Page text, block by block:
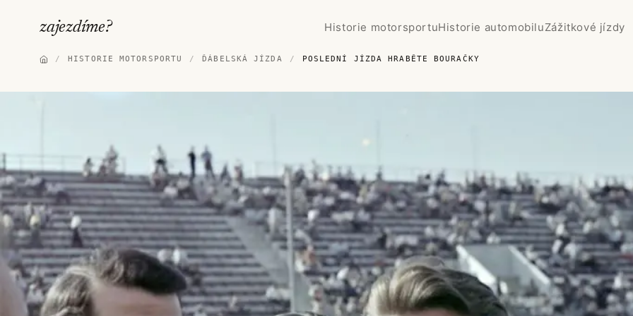
zajezdíme? Historie motorsportuHistorie automobiluZážitkové jízdy
/ HISTORIE MOTORSPORTU / ĎÁBELSKÁ JÍZDA / POSLEDNÍ JÍZDA HRABĚTE BOURAČKY